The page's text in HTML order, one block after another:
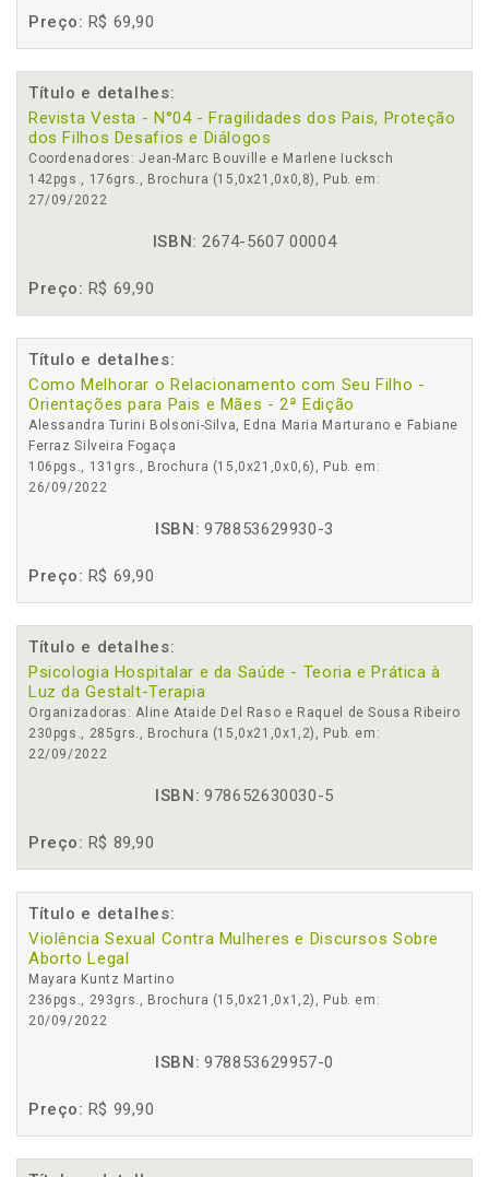
Preço: R$ 69,90
Título e detalhes:
Revista Vesta - N°04 - Fragilidades dos Pais, Proteção
dos Filhos Desafios e Diálogos
Coordenadores: Jean-Marc Bouville e Marlene Iucksch
142pgs., 176grs., Brochura (15,0x21,0x0,8), Pub. em:
27/09/2022
ISBN: 2674-5607 00004
Preço: R$ 69,90
Título e detalhes:
Como Melhorar o Relacionamento com Seu Filho -
Orientações para Pais e Mães - 2ª Edição
Alessandra Turini Bolsoni-Silva, Edna Maria Marturano e Fabiane
Ferraz Silveira Fogaça
106pgs., 131grs., Brochura (15,0x21,0x0,6), Pub. em:
26/09/2022
ISBN: 978853629930-3
Preço: R$ 69,90
Título e detalhes:
Psicologia Hospitalar e da Saúde - Teoria e Prática à
Luz da Gestalt-Terapia
Organizadoras: Aline Ataide Del Raso e Raquel de Sousa Ribeiro
230pgs., 285grs., Brochura (15,0x21,0x1,2), Pub. em:
22/09/2022
ISBN: 978652630030-5
Preço: R$ 89,90
Título e detalhes:
Violência Sexual Contra Mulheres e Discursos Sobre
Aborto Legal
Mayara Kuntz Martino
236pgs., 293grs., Brochura (15,0x21,0x1,2), Pub. em:
20/09/2022
ISBN: 978853629957-0
Preço: R$ 99,90